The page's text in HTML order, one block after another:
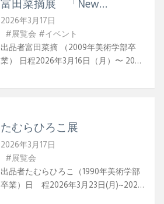
富田菜摘展 「New
Journey」
2026年3月17日
#展覧会 #イベント
出品者富田菜摘 （2009年美術学部卒
業） 日程2026年3月16日（月）〜 2026
10:30～16:00）3月16日（月）、3月19日
18:30休館日日曜、祝日場所ギャラリー
東京ユマニテ東京都中央区日本橋兜町
15-12 八重洲カトウビル1F WEB富田菜
摘展 「New Journey」
たむらひろこ展
2026年3月17日
#展覧会
出品者たむらひろこ（1990年美術学部
卒業）日 程2026年3月23日(月)~2026